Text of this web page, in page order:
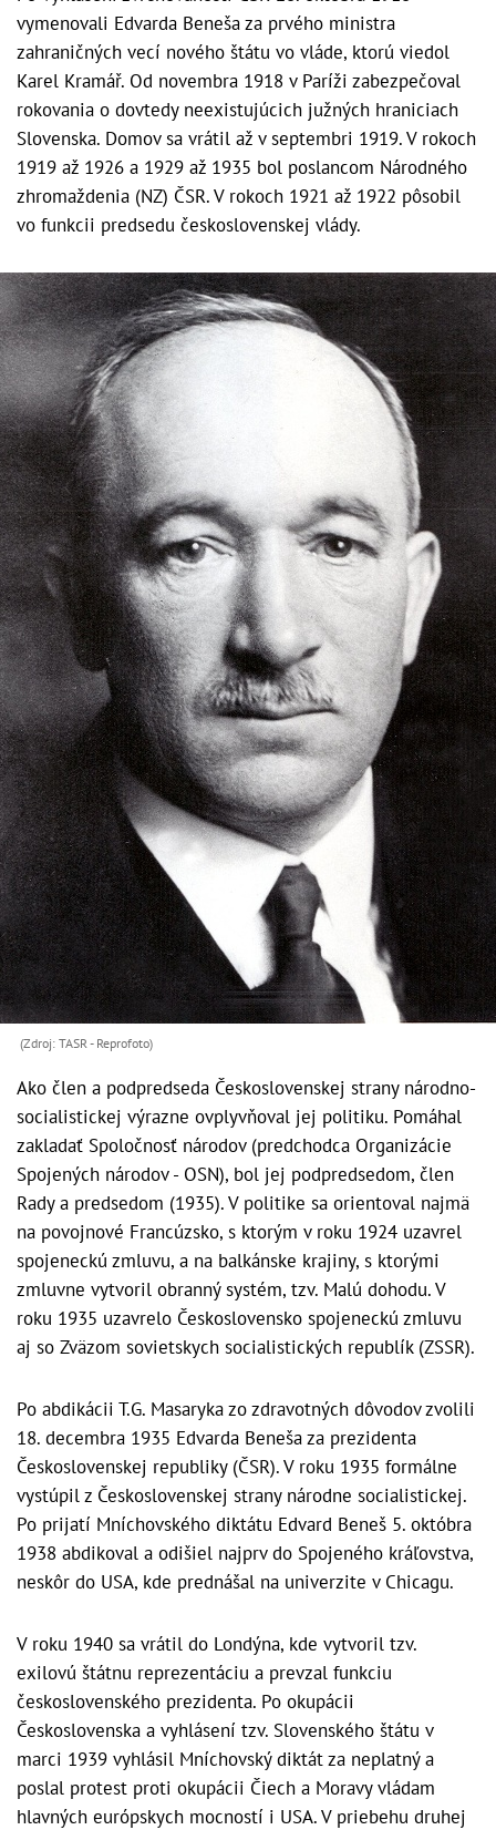
vymenovali Edvarda Beneša za prvého ministra
zahraničných vecí nového štátu vo vláde, ktorú viedol
Karel Kramář. Od novembra 1918 v Paríži zabezpečoval
rokovania o dovtedy neexistujúcich južných hraniciach
Slovenska. Domov sa vrátil až v septembri 1919. V rokoch
1919 až 1926 a 1929 až 1935 bol poslancom Národného
zhromaždenia (NZ) ČSR. V rokoch 1921 až 1922 pôsobil
vo funkcii predsedu československej vlády.
(Zdroj: TASR - Reprofoto)
Ako člen a podpredseda Československej strany národno-
socialistickej výrazne ovplyvňoval jej politiku. Pomáhal
zakladať Spoločnosť národov (predchodca Organizácie
Spojených národov - OSN), bol jej podpredsedom, člen
Rady a predsedom (1935). V politike sa orientoval najmä
na povojnové Francúzsko, s ktorým v roku 1924 uzavrel
spojeneckú zmluvu, a na balkánske krajiny, s ktorými
zmluvne vytvoril obranný systém, tzv. Malú dohodu. V
roku 1935 uzavrelo Československo spojeneckú zmluvu
aj so Zväzom sovietskych socialistických republík (ZSSR).
Po abdikácii T.G. Masaryka zo zdravotných dôvodov zvolili
18. decembra 1935 Edvarda Beneša za prezidenta
Československej republiky (ČSR). V roku 1935 formálne
vystúpil z Československej strany národne socialistickej.
Po prijatí Mníchovského diktátu Edvard Beneš 5. októbra
1938 abdikoval a odišiel najprv do Spojeného kráľovstva,
neskôr do USA, kde prednášal na univerzite v Chicagu.
V roku 1940 sa vrátil do Londýna, kde vytvoril tzv.
exilovú štátnu reprezentáciu a prevzal funkciu
československého prezidenta. Po okupácii
Československa a vyhlásení tzv. Slovenského štátu v
marci 1939 vyhlásil Mníchovský diktát za neplatný a
poslal protest proti okupácii Čiech a Moravy vládam
hlavných európskych mocností i USA. V priebehu druhej